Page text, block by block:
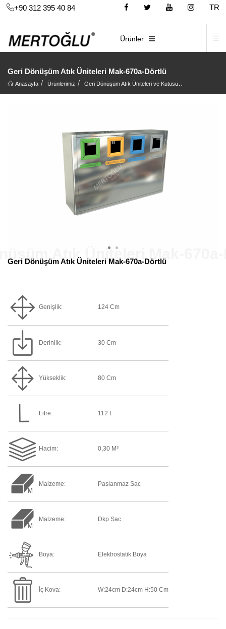
+90 312 395 40 84
TR
Ürünler
Geri Dönüşüm Atık Üniteleri Mak-670a-Dörtlü
Anasayfa Ürünlerimiz Geri Dönüşüm Atık Üniteleri ve Kutusu
Geri Dönüşüm Atık Üniteleri Mak-670a-Dörtlü
Genişlik: 124 Cm
Derinlik: 30 Cm
Yükseklik: 80 Cm
Litre: 112 L
Hacim: 0,30 M³
Malzeme: Paslanmaz Sac
Malzeme: Dkp Sac
Boya: Elektrostatik Boya
İç Kova: W:24cm D:24cm H:50 Cm